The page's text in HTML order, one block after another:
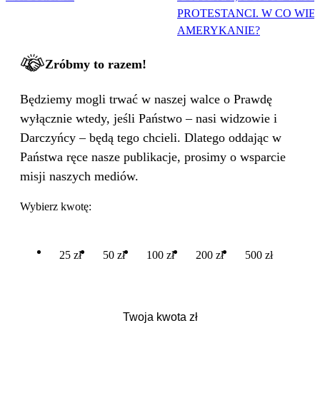
PROTESTANCI. W CO
AMERYKANIE?
Zróbmy to razem!
Będziemy mogli trwać w naszej walce o Prawdę
wyłącznie wtedy, jeśli Państwo – nasi widzowie i
Darczyńcy – będą tego chcieli. Dlatego oddając w
Państwa ręce nasze publikacje, prosimy o wsparcie
misji naszych mediów.
Wybierz kwotę:
25 zł 50 zł 100 zł 200 zł 500 zł